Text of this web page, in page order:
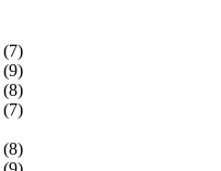
(7)
(9)
(8)
(7)
(8)